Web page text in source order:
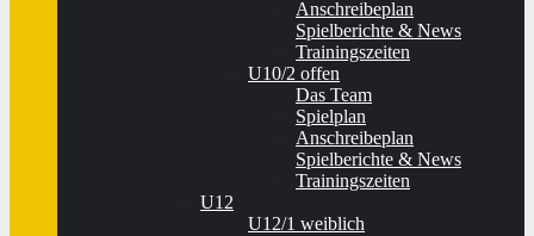
Anschreibeplan
Spielberichte & News
Trainingszeiten
U10/2 offen
Das Team
Spielplan
Anschreibeplan
Spielberichte & News
Trainingszeiten
U12
U12/1 weiblich